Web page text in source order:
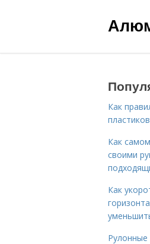
Как
Как
своими
Как
Рулонные